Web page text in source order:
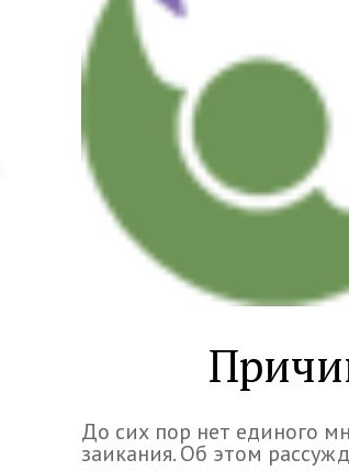
До сих пор нет единого
заикания. Об этом